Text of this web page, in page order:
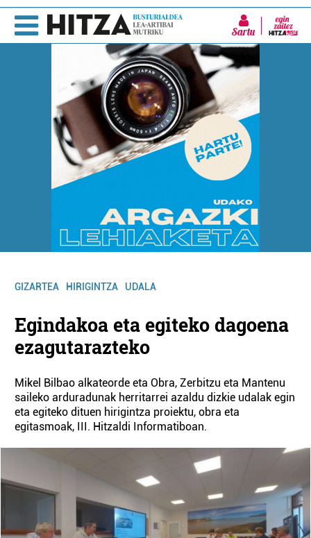
Sartu
GIZARTEA HIRIGINTZA UDALA
Egindakoa eta egiteko dagoena
ezagutarazteko
Mikel Bilbao alkateorde eta Obra, Zerbitzu eta Mantenu
saileko arduradunak herritarrei azaldu dizkie udalak egin
eta egiteko dituen hirigintza proiektu, obra eta
egitasmoak, III. Hitzaldi Informatiboan.